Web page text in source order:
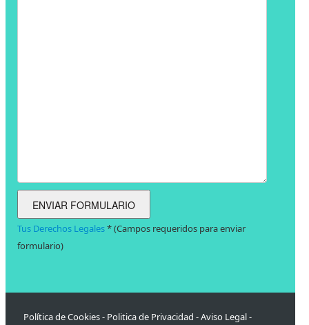
Tus Derechos Legales* (Campos requeridos para enviar
formulario)
Política de Cookies- Politica de Privacidad -Aviso Legal-